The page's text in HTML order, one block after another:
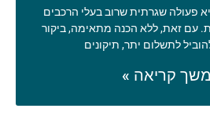
פעולה שגרתית שרוב בעלי הרכבים
עם זאת, ללא הכנה מתאימה, ביקור
לתשלום יתר, תיקונים
קריאה »